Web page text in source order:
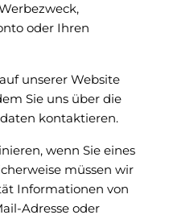
oder Ihren
unserer Website
Sie uns über die
kontaktieren.
wenn Sie eines
müssen wir
Informationen von
Adresse oder